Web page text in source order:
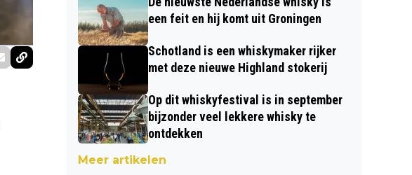
een feit en hij komt uit Groningen
Schotland is een whiskymaker rijker
met deze nieuwe Highland stokerij
Op dit whiskyfestival is in september
bijzonder veel lekkere whisky te
ontdekken
Meer artikelen